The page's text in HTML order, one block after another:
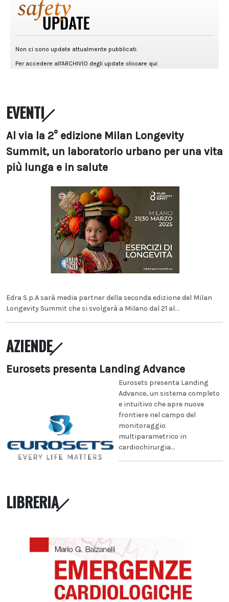
EVENTI
Al via la 2° edizione Milan Longevity
Summit, un laboratorio urbano per una vita
più lunga e in salute
Edra S.p.A sarà media partner della seconda edizione del Milan
Longevity Summit che si svolgerà a Milano dal 21 al...
AZIENDE
Eurosets presenta Landing Advance
Eurosets presenta Landing
Advance, un sistema completo
e intuitivo che apre nuove
frontiere nel campo del
monitoraggio
multiparametrico in
cardiochirurgia...
LIBRERIA